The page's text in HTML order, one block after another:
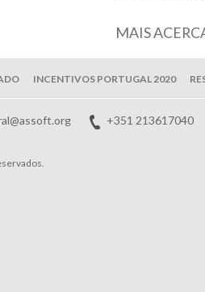
MAIS
INCENTIVOS PORTUGAL 2020
+351 213617040